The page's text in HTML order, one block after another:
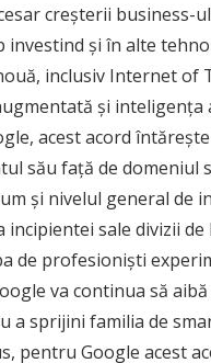
creșterii business-
investind și în alte
inclusiv Internet of
și inteligența
acest acord
său față de domeniul
și nivelul general de
incipientei sale divizii de
de profesioniști
va continua să aibă
a sprijini familia de
pentru Google acest